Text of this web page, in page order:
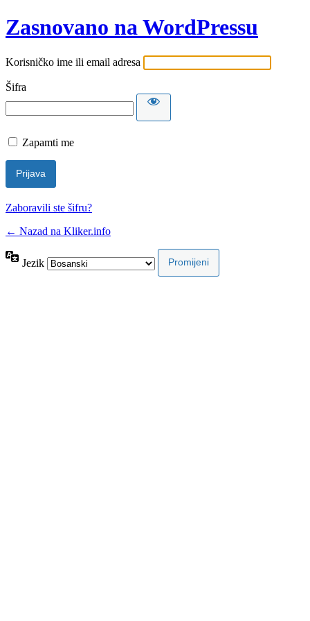
Zasnovano na WordPressu
Korisničko ime ili email adresa
Šifra
Zapamti me
Zaboravili ste šifru?
← Nazad na Kliker.info
Jezik